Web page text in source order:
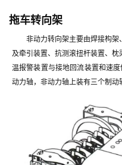
拖车转向架
非动力转向架主要由焊接构
及牵引装置、抗测滚扭杆装置、
温报警装置与接地回流装置和速
动力轴，非动力轴上装有三个制动